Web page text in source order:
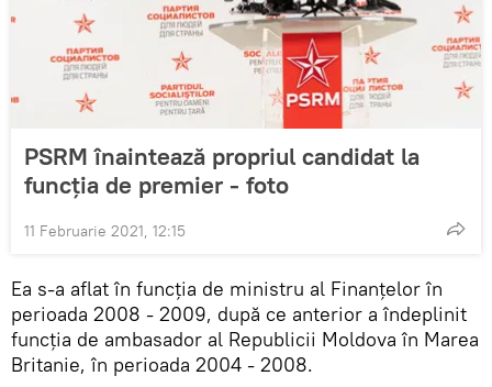
PSRM înaintează propriul candidat la
funcția de premier - foto
11 Februarie 2021, 12:15
Ea s-a aflat în funcția de ministru al Finanțelor în
perioada 2008 - 2009, după ce anterior a îndeplinit
funcția de ambasador al Republicii Moldova în Marea
Britanie, în perioada 2004 - 2008.